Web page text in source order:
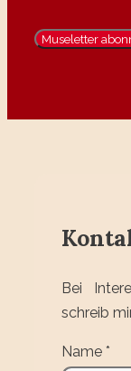
Bei
schreib
Email
Name *